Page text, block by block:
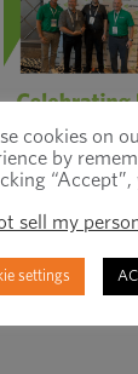
Supplier
cookies on
by
sell my
settings